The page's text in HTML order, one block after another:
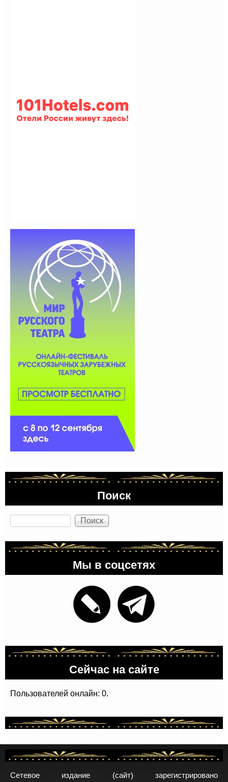
Поиск
Поиск
Мы в соцсетях
Сейчас на сайте
Пользователей онлайн: 0.
Сетевое издание (сайт) зарегистрировано